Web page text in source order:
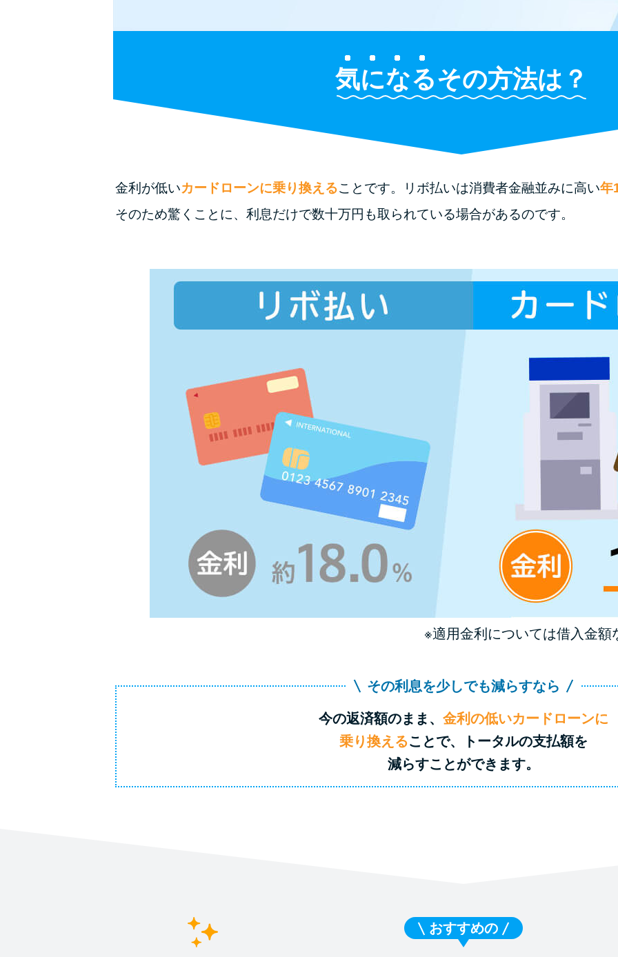
気になるその方法は？
金利が低いカードローンに乗り換えることです。リボ払いは消費者金融並みに高い年
そのため驚くことに、利息だけで数十万円も取られている場合があるのです。
※適用金利については借入金額
その利息を少しでも減らすなら
今の返済額のまま、 金利の低いカードローンに
乗り換えることで、トータルの支払額を
減らすことができます。
おすすめの